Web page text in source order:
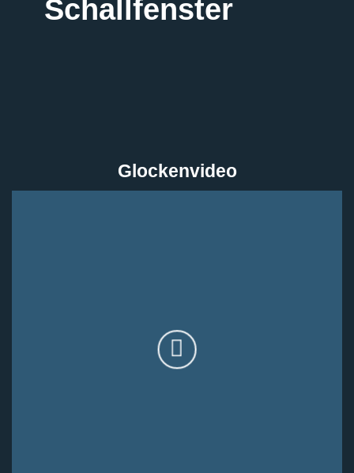
Schallfenster
Glockenvideo